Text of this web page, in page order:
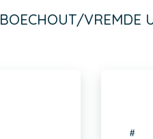
BOECHOUT/VREMDE
#